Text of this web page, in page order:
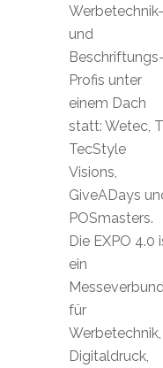
Werbetechnik-
und
Profis unter
einem Dach
statt: Wetec,
TecStyle
Visions,
GiveADays
POSmasters.
Die EXPO 4.0
ein
für
Werbetechnik,
Digitaldruck,